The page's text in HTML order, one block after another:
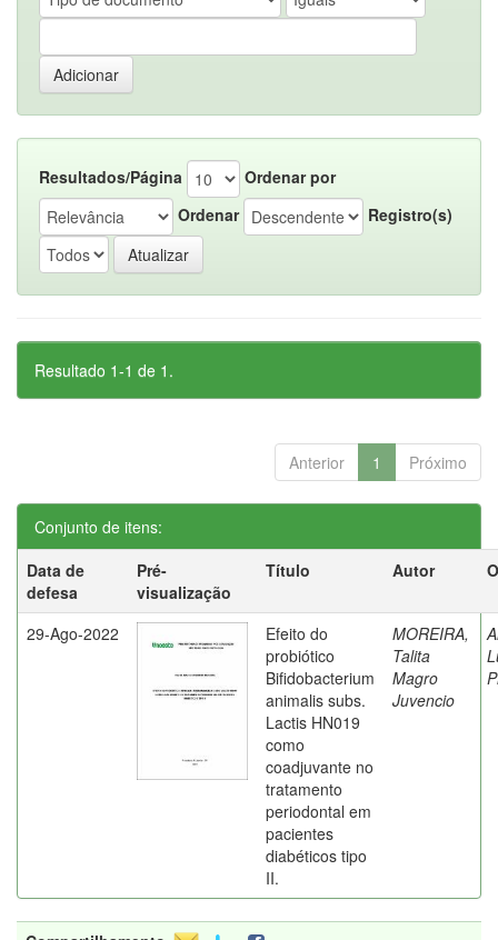
Resultados/Página
Ordenar por
Ordenar
Registro(s)
Resultado 1-1 de 1.
Anterior 1 Próximo
Conjunto de itens:
Data de
defesa
Pré-
visualização
Título Autor
29-Ago-2022
Efeito do
probiótico
Bifidobacterium
animalis subs.
Lactis HN019
como
coadjuvante no
tratamento
periodontal em
pacientes
diabéticos tipo
II.
MOREIRA,
Talita
Magro
Juvencio